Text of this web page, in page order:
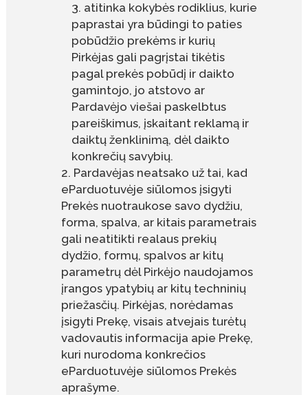
atitinka kokybės rodiklius, kurie
paprastai yra būdingi to paties
pobūdžio prekėms ir kurių
Pirkėjas gali pagrįstai tikėtis
pagal prekės pobūdį ir daikto
gamintojo, jo atstovo ar
Pardavėjo viešai paskelbtus
pareiškimus, įskaitant reklamą ir
daiktų ženklinimą, dėl daikto
konkrečių savybių.
Pardavėjas neatsako už tai, kad
eParduotuvėje siūlomos įsigyti
Prekės nuotraukose savo dydžiu,
forma, spalva, ar kitais parametrais
gali neatitikti realaus prekių
dydžio, formų, spalvos ar kitų
parametrų dėl Pirkėjo naudojamos
įrangos ypatybių ar kitų techninių
priežasčių. Pirkėjas, norėdamas
įsigyti Prekę, visais atvejais turėtų
vadovautis informacija apie Prekę,
kuri nurodoma konkrečios
eParduotuvėje siūlomos Prekės
aprašyme.